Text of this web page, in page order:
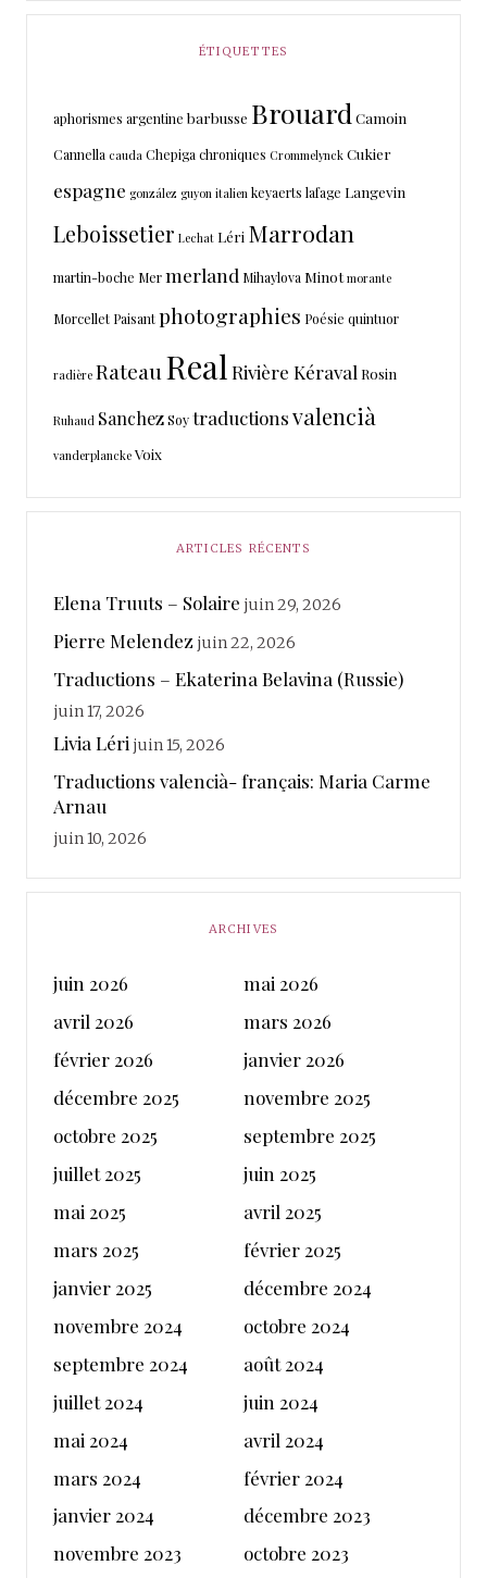
ÉTIQUETTES
aphorismes argentine barbusse Brouard Camoin
Cannella cauda Chepigachroniques Crommelynck Cukier
espagne gonzález guyon italien keyaerts lafage Langevin
Leboissetier Lechat Léri Marrodan
martin-boche Mermerland Mihaylova Minot morante
Morcellet Paisantphotographies Poésie quintuor
radière RateauReal Rivière Kéraval Rosin
Ruhaud SanchezSoytraductionsvalencià
vanderplancke Voix
ARTICLES RÉCENTS
Elena Truuts – Solaire juin 29, 2026
Pierre Melendez juin 22, 2026
Traductions – Ekaterina Belavina (Russie)
juin 17, 2026
Livia Léri juin 15, 2026
Traductions valencià- français: Maria Carme
Arnau
juin 10, 2026
ARCHIVES
juin 2026
mai 2026
avril 2026
mars 2026
février 2026
janvier 2026
décembre 2025
novembre 2025
octobre 2025
septembre 2025
juillet 2025
juin 2025
mai 2025
avril 2025
mars 2025
février 2025
janvier 2025
décembre 2024
novembre 2024
octobre 2024
septembre 2024
août 2024
juillet 2024
juin 2024
mai 2024
avril 2024
mars 2024
février 2024
janvier 2024
décembre 2023
novembre 2023
octobre 2023